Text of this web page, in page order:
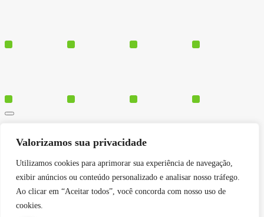
Valorizamos sua privacidade
Utilizamos cookies para aprimorar sua experiência de navegação,
exibir anúncios ou conteúdo personalizado e analisar nosso tráfego.
Ao clicar em “Aceitar todos”, você concorda com nosso uso de
cookies.
Polos
Institucional